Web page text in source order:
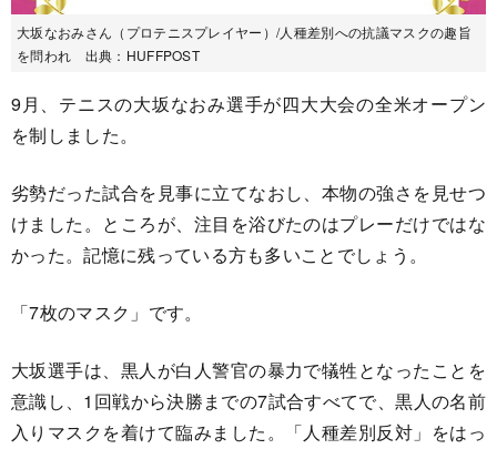
大坂なおみさん（プロテニスプレイヤー）/人種差別への抗議マスクの趣旨
を問われ 出典：HUFFPOST
9月、テニスの大坂なおみ選手が四大大会の全米オープン
を制しました。
劣勢だった試合を見事に立てなおし、本物の強さを見せつ
けました。ところが、注目を浴びたのはプレーだけではな
かった。記憶に残っている方も多いことでしょう。
「7枚のマスク」です。
大坂選手は、黒人が白人警官の暴力で犠牲となったことを
意識し、1回戦から決勝までの7試合すべてで、黒人の名前
入りマスクを着けて臨みました。「人種差別反対」をはっ